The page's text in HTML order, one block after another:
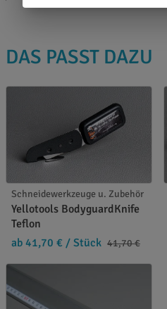
DAS PASST DAZU
Schneidewerkzeuge u. Zubehör
Yellotools BodyguardKnife
Teflon
ab 41,70 € / Stück 41,70 €